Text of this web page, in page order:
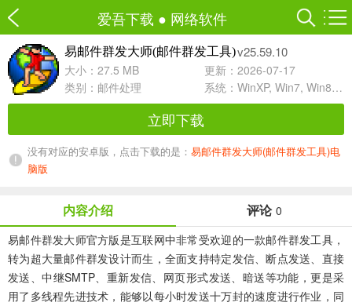
爱吾下载 ● 网络软件
易邮件群发大师(邮件群发工具)v25.59.10
大小：27.5 MB
更新：2026-07-17
类别： 邮件处理 系统：WinXP, Win7, Win8, Win10, WinAll
立即下载
没有对应的安卓版，点击下载的是： 易邮件群发大师(邮件群发工具)电
脑版
内容介绍 评论 0
易邮件群发大师官方版是互联网中非常受欢迎的一款邮件群发工具，
转为超大量邮件群发设计而生，全面支持特定发信、断点发送、直接
发送、中继SMTP、重新发信、网页形式发送、暗送等功能，更是采
用了多线程先进技术，能够以每小时发送十万封的速度进行作业，同